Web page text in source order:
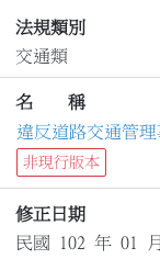
法規類別
交通類
名 稱
違反道路交通管
非現行版本
修正日期
民國 102 年 01